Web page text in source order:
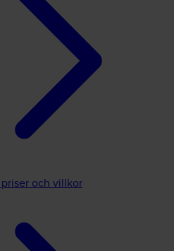
och villkor